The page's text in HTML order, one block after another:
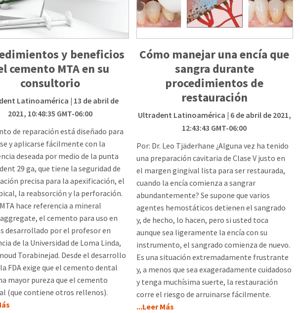
y beneficios
cemento MTA en su
consultorio
Latinoamérica | 13 de abril de
2021, 10:48:35 GMT-06:00
de reparación está diseñado para
y aplicarse fácilmente con la
deseada por medio de la punta
29 ga, que tiene la seguridad de
precisa para la apexificación, el
la reabsorción y la perforación.
hace referencia a mineral
el cemento para uso en
desarrollado por el profesor en
de la Universidad de Loma Linda,
Torabinejad. Desde el desarrollo
FDA exige que el cemento dental
mayor pureza que el cemento
(que contiene otros rellenos).
Cómo manejar una encía que
sangra durante
procedimientos de
restauración
Ultradent Latinoamérica | 6 de abril de 2021,
12:43:43 GMT-06:00
Por: Dr. Leo Tjäderhane ¿Alguna vez ha tenido
una preparación cavitaria de Clase V justo en
el margen gingival lista para ser restaurada,
cuando la encía comienza a sangrar
abundantemente? Se supone que varios
agentes hemostáticos detienen el sangrado
y, de hecho, lo hacen, pero si usted toca
aunque sea ligeramente la encía con su
instrumento, el sangrado comienza de nuevo.
Es una situación extremadamente frustrante
y, a menos que sea exageradamente cuidadoso
y tenga muchísima suerte, la restauración
corre el riesgo de arruinarse fácilmente.
...Leer Más